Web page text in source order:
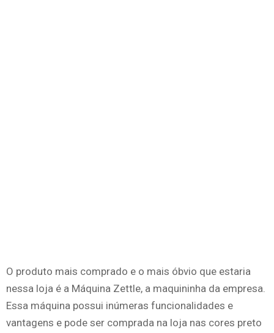
O produto mais comprado e o mais óbvio que estaria
nessa loja é a Máquina Zettle, a maquininha da empresa.
Essa máquina possui inúmeras funcionalidades e
vantagens e pode ser comprada na loja nas cores preto